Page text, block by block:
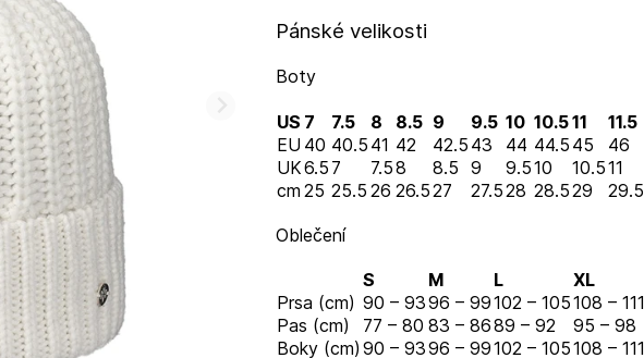
Pánské velikosti
Boty
US 7 7.5 8 8.5 9 9.5 10 10.511 11.5
EU 40 40.5 41 42 42.5 43 44 44.5 45 46
UK6.5 7 7.58 8.5 9 9.510 10.511
cm 25 25.5 26 26.527 27.528 28.529 29.5
Oblečení
S M L XL
Prsa (cm) 90 – 9396 – 99102 – 105108 – 111
Pas (cm)
77 – 80 83 – 8689 – 92 95 – 98
Boky (cm) 90 – 9396 – 99102 – 105108 – 111